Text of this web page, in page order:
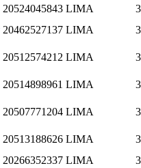
20524045843 LIMA
20462527137 LIMA
20512574212 LIMA
20514898961 LIMA
20507771204 LIMA
20513188626 LIMA
20266352337 LIMA